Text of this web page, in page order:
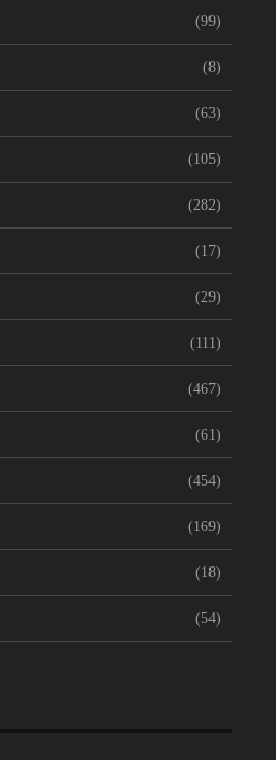
(99)
(8)
(63)
(105)
(282)
(17)
(29)
(111)
(467)
(61)
(454)
(169)
(18)
(54)